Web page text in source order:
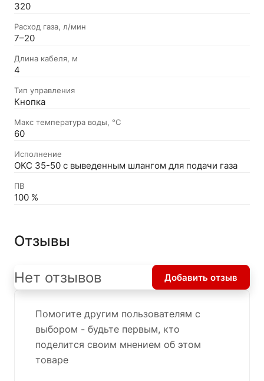
320
Расход газа, л/мин
7–20
Длина кабеля, м
4
Тип управления
Кнопка
Макс температура воды, °С
60
Исполнение
ОКС 35-50 с выведенным шлангом для подачи газа
ПВ
100 %
Отзывы
Помогите другим пользователям с
выбором - будьте первым, кто
поделится своим мнением об этом
товаре
Нет отзывов Добавить отзыв